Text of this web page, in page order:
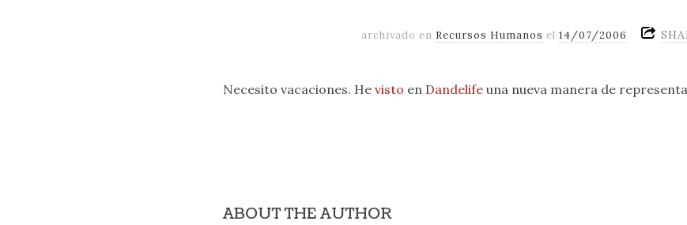
archivado en Recursos Humanos el14/07/2006
Necesito vacaciones. He visto en Dandelife una nueva manera de
ABOUT THE AUTHOR